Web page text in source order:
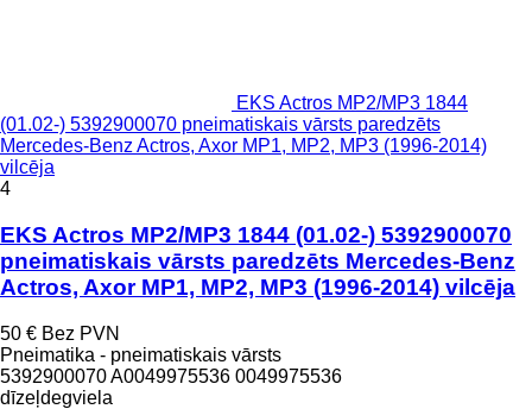
EKS Actros MP2/MP3 1844
(01.02-) 5392900070 pneimatiskais vārsts paredzēts
Mercedes-Benz Actros, Axor MP1, MP2, MP3 (1996-2014)
vilcēja
4
EKS Actros MP2/MP3 1844 (01.02-) 5392900070
pneimatiskais vārsts paredzēts Mercedes-Benz
Actros, Axor MP1, MP2, MP3 (1996-2014) vilcēja
50 € Bez PVN
Pneimatika - pneimatiskais vārsts
5392900070 A0049975536 0049975536
dīzeļdegviela